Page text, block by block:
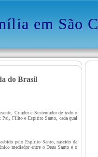
em São
do Brasil
Criador e Sustentador de todo o
Pai, Filho e Espírito Santo, cada qual
pelo Espírito Santo, nascido da
mediador entre o Deus Santo e o